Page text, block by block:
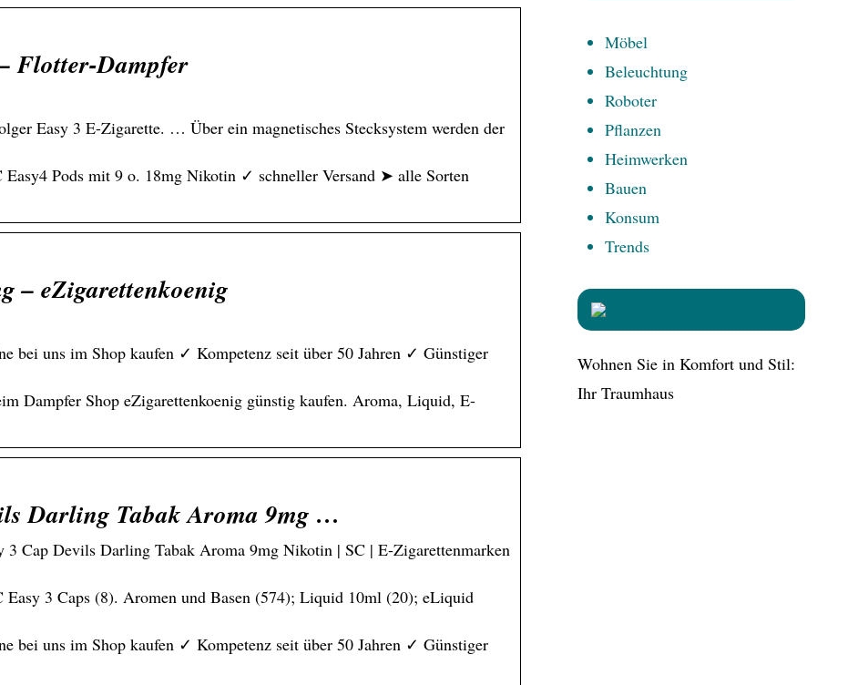
Flotter-Dampfer
Easy 3 E-Zigarette. … Über ein magnetisches Stecksystem werden der
Pods mit 9 o. 18mg Nikotin ✓ schneller Versand ➤ alle Sorten
– eZigarettenkoenig
bei uns im Shop kaufen ✓ Kompetenz seit über 50 Jahren ✓ Günstiger
Dampfer Shop eZigarettenkoenig günstig kaufen. Aroma, Liquid, E-
Darling Tabak Aroma 9mg …
3 Cap Devils Darling Tabak Aroma 9mg Nikotin | SC | E-Zigarettenmarken
3 Caps (8). Aromen und Basen (574); Liquid 10ml (20); eLiquid
bei uns im Shop kaufen ✓ Kompetenz seit über 50 Jahren ✓ Günstiger
Möbel
Beleuchtung
Roboter
Pflanzen
Heimwerken
Bauen
Konsum
Trends
Wohnen Sie in Komfort und Stil:
Ihr Traumhaus